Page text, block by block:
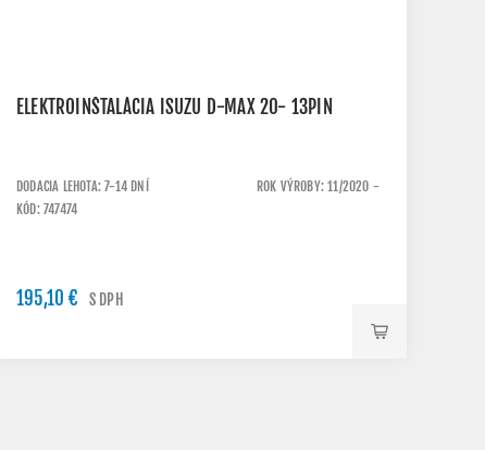
ELEKTROINŠTALÁCIA ISUZU D-MAX 20- 13PIN
DODACIA LEHOTA: 7-14 DNÍ
ROK VÝROBY: 11/2020 -
KÓD: 747474
195,10 € S DPH